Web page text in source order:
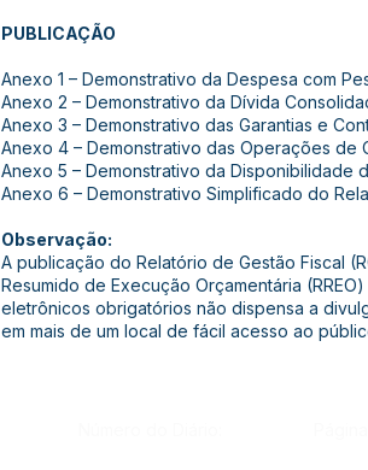
PUBLICAÇÃO
Anexo 1 – Demonstrativo da Despesa com
Anexo 2 – Demonstrativo da Dívida
Anexo 3 – Demonstrativo das Garantias e
Anexo 4 – Demonstrativo das Operações de
Anexo 5 – Demonstrativo da Disponibilidade
Anexo 6 – Demonstrativo Simplificado do
Observação:
A publicação do Relatório de Gestão Fiscal
Resumido de Execução Orçamentária
eletrônicos obrigatórios não dispensa a
em mais de um local de fácil acesso ao